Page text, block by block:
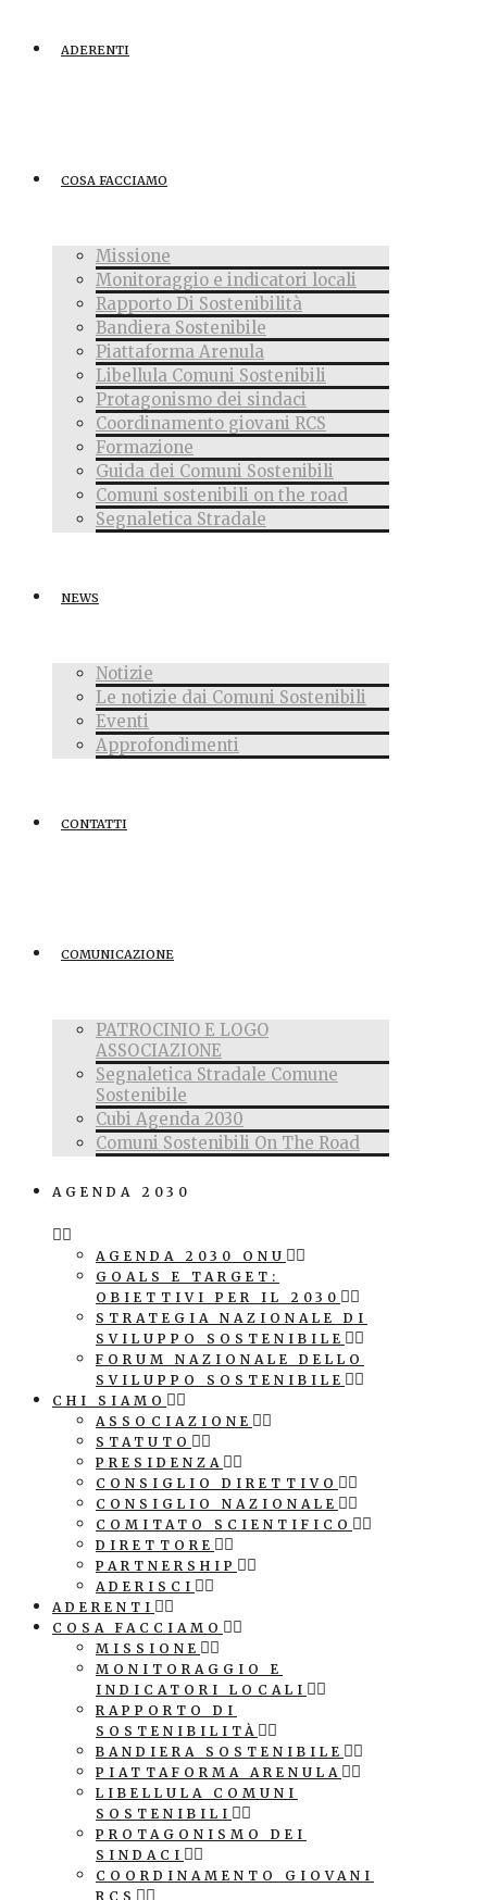
ADERENTI
COSA FACCIAMO
Missione
Monitoraggio e indicatori locali
Rapporto Di Sostenibilità
Bandiera Sostenibile
Piattaforma Arenula
Libellula Comuni Sostenibili
Protagonismo dei sindaci
Coordinamento giovani RCS
Formazione
Guida dei Comuni Sostenibili
Comuni sostenibili on the road
Segnaletica Stradale
NEWS
Notizie
Le notizie dai Comuni Sostenibili
Eventi
Approfondimenti
CONTATTI
COMUNICAZIONE
PATROCINIO E LOGO
ASSOCIAZIONE
Segnaletica Stradale Comune
Sostenibile
Cubi Agenda 2030
Comuni Sostenibili On The Road
AGENDA 2030
AGENDA 2030 ONU
GOALS E TARGET:
OBIETTIVI PER IL 2030
STRATEGIA NAZIONALE DI
SVILUPPO SOSTENIBILE
FORUM NAZIONALE DELLO
SVILUPPO SOSTENIBILE
CHI SIAMO
ASSOCIAZIONE
STATUTO
PRESIDENZA
CONSIGLIO DIRETTIVO
CONSIGLIO NAZIONALE
COMITATO SCIENTIFICO
DIRETTORE
PARTNERSHIP
ADERISCI
ADERENTI
COSA FACCIAMO
MISSIONE
MONITORAGGIO E
INDICATORI LOCALI
RAPPORTO DI
SOSTENIBILITÀ
BANDIERA SOSTENIBILE
PIATTAFORMA ARENULA
LIBELLULA COMUNI
SOSTENIBILI
PROTAGONISMO DEI
SINDACI
COORDINAMENTO GIOVANI
RCS